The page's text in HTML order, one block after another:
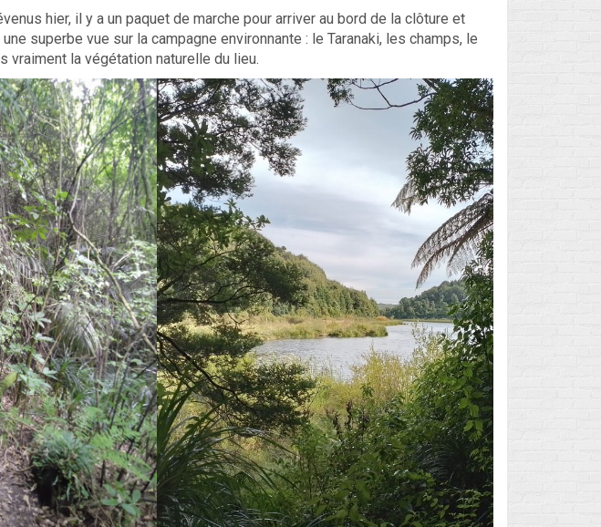
hier, il y a un paquet de marche pour arriver au bord de la clôture et
superbe vue sur la campagne environnante : le Taranaki, les champs, le
vraiment la végétation naturelle du lieu.